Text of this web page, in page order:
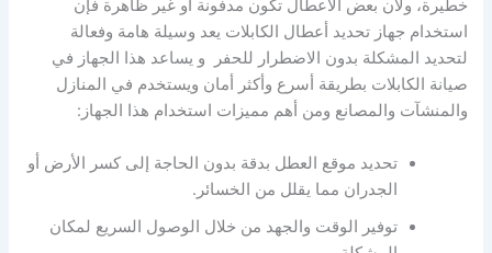
خطيرة، ولأن بعض الأعطال تكون مدفونة أو غير ظاهرة فإن
استخدام جهاز تحديد أعطال الكابلات يعد وسيلة هامة وفعالة
لتحديد المشكلة بدون الاضطرار للحفر و يساعد هذا الجهاز في
صيانة الكابلات بطريقة أسرع وأكثر أمان ويستخدم في المنازل
والمنشآت والمصانع ومن أهم مميزات استخدام هذا الجهاز:
تحديد موقع العطل بدقة بدون الحاجة إلى كسر الأرض أو
الجدران مما يقلل من الخسائر.
توفير الوقت والجهد من خلال الوصول السريع لمكان